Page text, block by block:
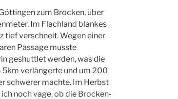
zum Brocken, über
Im Flachland blankes
tief verschneit. Wegen einer
Passage musste
geshuttlet werden, was die
5km verlängerte und um 200
schwerer machte. Im Herbst
noch vage, ob die Brocken-